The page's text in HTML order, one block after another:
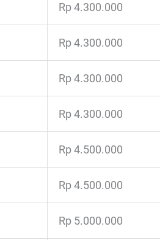
Rp 4.300.000
Rp 4.300.000
Rp 4.300.000
Rp 4.300.000
Rp 4.500.000
Rp 4.500.000
Rp 5.000.000